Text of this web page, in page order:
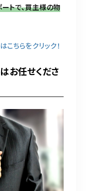
トで、買主様の物
ちらをクリック！
お任せくださ